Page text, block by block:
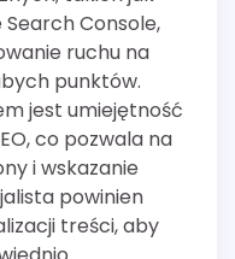
Console,
ruchu na
punktów.
jest umiejętność
co pozwala na
i wskazanie
powinien
treści, aby